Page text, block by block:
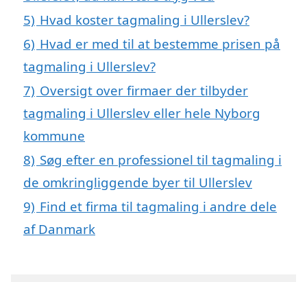
5) Hvad koster tagmaling i Ullerslev?
6) Hvad er med til at bestemme prisen på
tagmaling i Ullerslev?
7) Oversigt over firmaer der tilbyder
tagmaling i Ullerslev eller hele Nyborg
kommune
8) Søg efter en professionel til tagmaling i
de omkringliggende byer til Ullerslev
9) Find et firma til tagmaling i andre dele
af Danmark